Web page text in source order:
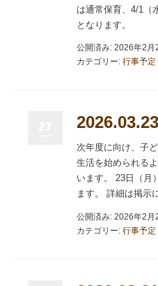
は通常保育、4/1（
となります。
公開済み: 2026年2月
カテゴリー: 行事予定
次年度に向け、子
生活を始められる
います。 23日（月
ます。 詳細は掲示
公開済み: 2026年2月
カテゴリー: 行事予定